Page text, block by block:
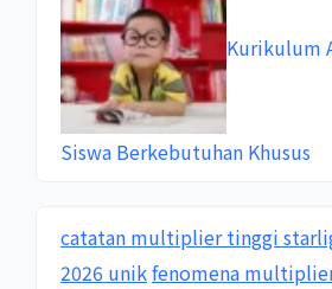
Kurikulum
Siswa Berkebutuhan Khusus
catatan multiplier tinggi
2026 unikfenomena